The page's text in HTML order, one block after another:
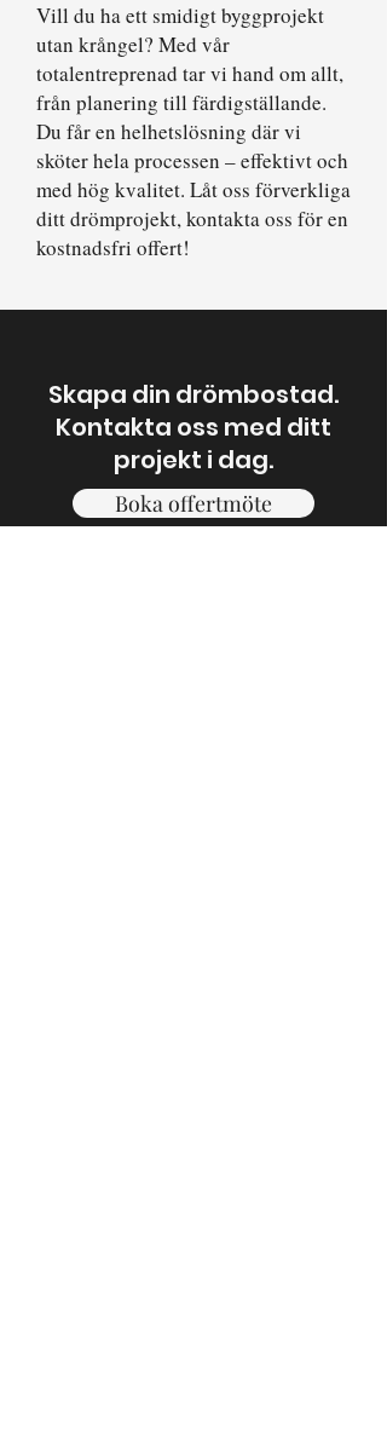
​Vill du ha ett smidigt byggprojekt
utan krångel? Med vår
totalentreprenad tar vi hand om allt,
från planering till färdigställande.
Du får en helhetslösning där vi
sköter hela processen – effektivt och
med hög kvalitet. Låt oss förverkliga
ditt drömprojekt, kontakta oss för en
kostnadsfri offert!
Skapa din drömbostad.
Kontakta oss med ditt
projekt i dag.
Boka offertmöte